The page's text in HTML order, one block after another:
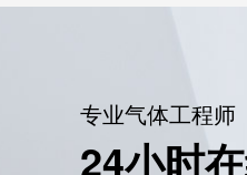
专业气体工程师
24小时